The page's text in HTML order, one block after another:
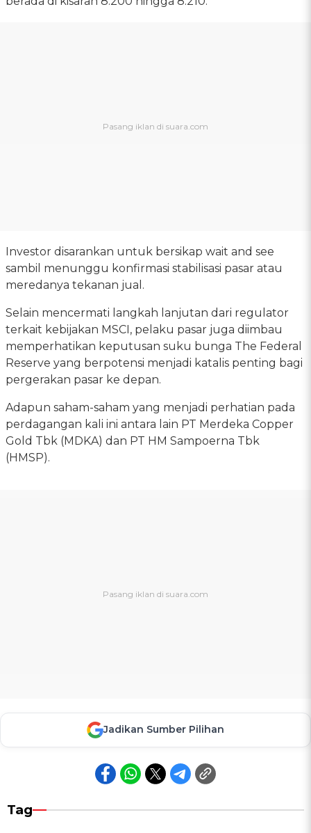
Investor disarankan untuk bersikap wait and see
sambil menunggu konfirmasi stabilisasi pasar atau
meredanya tekanan jual.
Selain mencermati langkah lanjutan dari regulator
terkait kebijakan MSCI, pelaku pasar juga diimbau
memperhatikan keputusan suku bunga The Federal
Reserve yang berpotensi menjadi katalis penting bagi
pergerakan pasar ke depan.
Adapun saham-saham yang menjadi perhatian pada
perdagangan kali ini antara lain PT Merdeka Copper
Gold Tbk (MDKA) dan PT HM Sampoerna Tbk
(HMSP).
Jadikan Sumber Pilihan
Tag